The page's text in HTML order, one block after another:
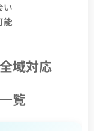
い
能
域対応
覧